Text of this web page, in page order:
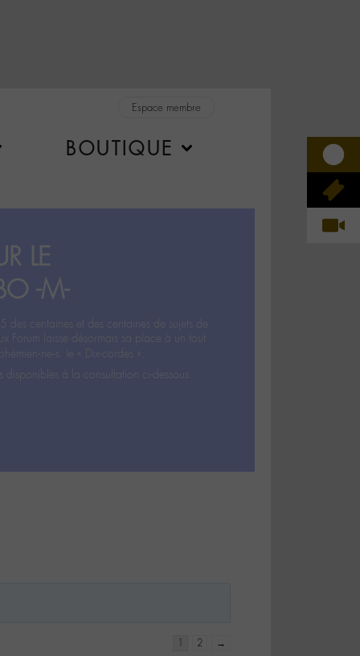
Espace membre
BOUTIQUE
LE
-M-
centaines et des centaines de sujets de
Forum laisse désormais sa place à un tout
le « Dix-cordes ».
disponibles à la consultation ci-dessous.
1 2 →